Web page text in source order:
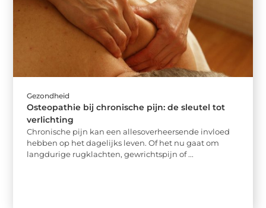
Gezondheid
Osteopathie bij chronische pijn: de sleutel tot
verlichting
Chronische pijn kan een allesoverheersende invloed
hebben op het dagelijks leven. Of het nu gaat om
langdurige rugklachten, gewrichtspijn of ...